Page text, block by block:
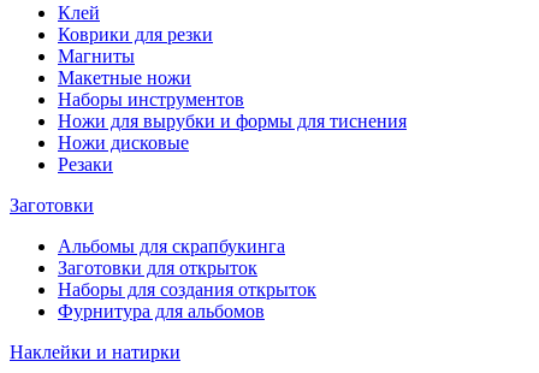
Клей
Коврики для резки
Магниты
Макетные ножи
Наборы инструментов
Ножи для вырубки и формы для тиснения
Ножи дисковые
Резаки
Заготовки
Альбомы для скрапбукинга
Заготовки для открыток
Наборы для создания открыток
Фурнитура для альбомов
Наклейки и натирки